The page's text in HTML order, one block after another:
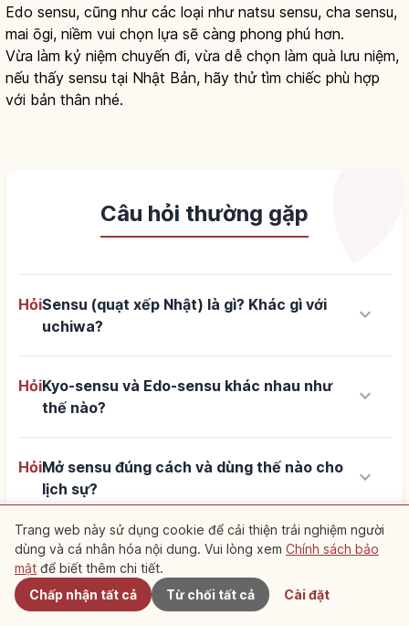
Edo sensu, cũng như các loại như natsu sensu, cha sensu,
mai ōgi, niềm vui chọn lựa sẽ càng phong phú hơn.
Vừa làm kỷ niệm chuyến đi, vừa dễ chọn làm quà lưu niệm,
nếu thấy sensu tại Nhật Bản, hãy thử tìm chiếc phù hợp
với bản thân nhé.
Câu hỏi thường gặp
HỏiSensu (quạt xếp Nhật) là gì? Khác gì với
uchiwa?
keyboard_arrow_down
HỏiKyo-sensu và Edo-sensu khác nhau như
thế nào?
keyboard_arrow_down
HỏiMở sensu đúng cách và dùng thế nào cho
lịch sự?
keyboard_arrow_down
HỏiTặng sensu làm quà có ý nghĩa gì? keyboard_arrow_down
HỏiỞ Kyoto nên mua sensu tại cửa hàng nào
Gần đây
Trang web này sử dụng cookie để cải thiện trải nghiệm người
dùng và cá nhân hóa nội dung. Vui lòng xem Chính sách bảo
mật để biết thêm chi tiết.
Chấp nhận tất cả
Từ chối tất cả Cài đặt